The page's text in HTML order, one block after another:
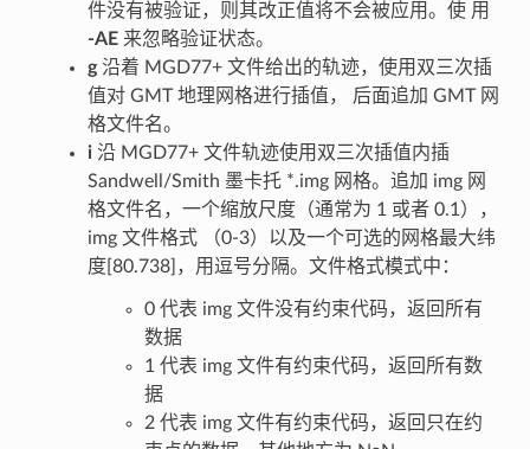
件没有被验证，则其改正值将不会被应用。使 用
-AE来忽略验证状态。
g沿着 MGD77+ 文件给出的轨迹，使用双三次插
值对 GMT 地理网格进行插值， 后面追加 GMT 网
格文件名。
i沿 MGD77+ 文件轨迹使用双三次插值内插
Sandwell/Smith 墨卡托 *.img 网格。追加 img 网
格文件名，一个缩放尺度（通常为 1 或者 0.1），
img 文件格式 （0-3）以及一个可选的网格最大纬
度[80.738]，用逗号分隔。文件格式模式中：
0 代表 img 文件没有约束代码，返回所有
数据
1 代表 img 文件有约束代码，返回所有数
据
2 代表 img 文件有约束代码，返回只在约